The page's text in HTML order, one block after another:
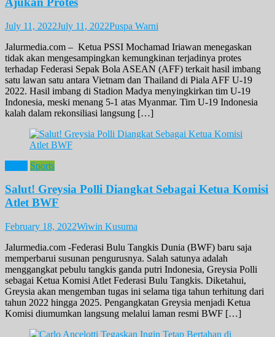
July 11, 2022July 11, 2022Puspa Warni
Jalurmedia.com – Ketua PSSI Mochamad Iriawan menegaskan
tidak akan mengesampingkan kemungkinan terjadinya protes
terhadap Federasi Sepak Bola ASEAN (AFF) terkait hasil imbang
satu lawan satu antara Vietnam dan Thailand di Piala AFF U-19
2022. Hasil imbang di Stadion Madya menyingkirkan tim U-19
Indonesia, meski menang 5-1 atas Myanmar. Tim U-19 Indonesia
kalah dalam rekonsiliasi langsung […]
Sports
Salut! Greysia Polli Diangkat Sebagai Ketua Komisi
Atlet BWF
February 18, 2022Wiwin Kusuma
Jalurmedia.com -Federasi Bulu Tangkis Dunia (BWF) baru saja
memperbarui susunan pengurusnya. Salah satunya adalah
menggangkat pebulu tangkis ganda putri Indonesia, Greysia Polli
sebagai Ketua Komisi Atlet Federasi Bulu Tangkis. Diketahui,
Greysia akan mengemban tugas ini selama tiga tahun terhitung dari
tahun 2022 hingga 2025. Pengangkatan Greysia menjadi Ketua
Komisi diumumkan langsung melalui laman resmi BWF […]